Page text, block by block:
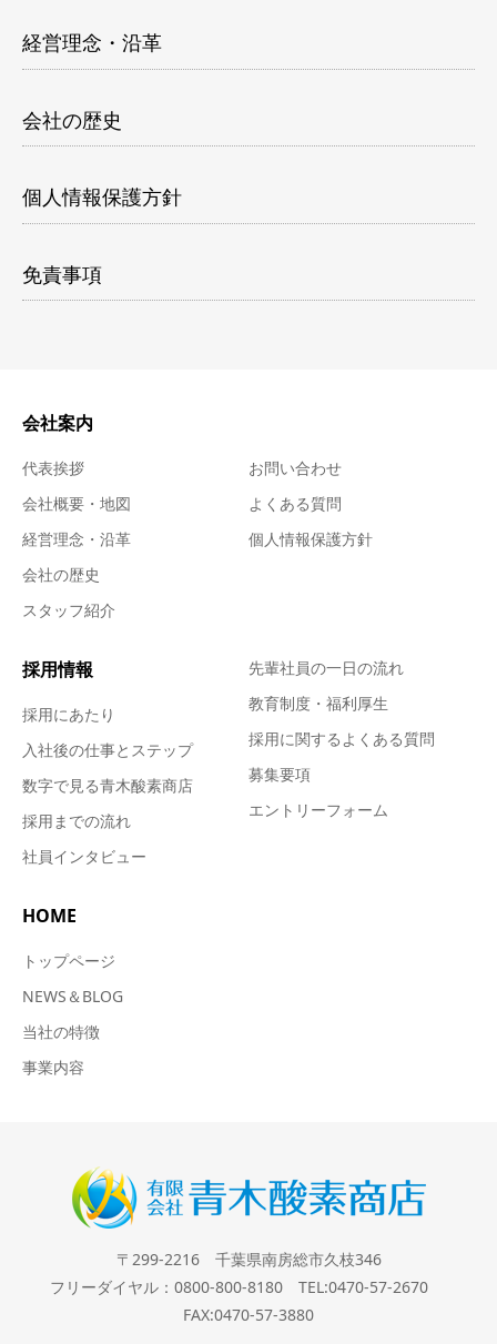
経営理念・沿革
会社の歴史
個人情報保護方針
免責事項
会社案内
代表挨拶
会社概要・地図
経営理念・沿革
会社の歴史
スタッフ紹介
お問い合わせ
よくある質問
個人情報保護方針
採用情報
採用にあたり
入社後の仕事とステップ
数字で見る青木酸素商店
採用までの流れ
社員インタビュー
先輩社員の一日の流れ
教育制度・福利厚生
採用に関するよくある質問
募集要項
エントリーフォーム
HOME
トップページ
NEWS＆BLOG
当社の特徴
事業内容
〒299-2216 千葉県南房総市久枝346
フリーダイヤル：0800-800-8180 TEL:0470-57-2670
FAX:0470-57-3880